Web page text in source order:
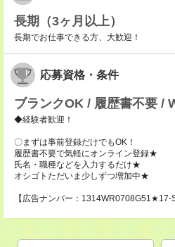
長期（3ヶ月以上）
長期でお仕事できる方、大歓迎！
応募資格・条件
ブランクOK / 履歴書不要 /
◆経験者歓迎！
〇まずは事前登録だけでもOK！
履歴書不要で気軽にオンライン登録★
氏名・職種などを入力するだけ★
オシゴトただいま少しずつ増加中★
【広告ナンバー：1314WR0708G51★17-S